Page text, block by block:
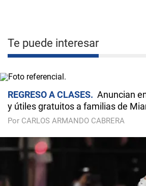
Te puede interesar
REGRESO A CLASES
Anuncian
y útiles gratuitos a familias de
Por CARLOS ARMANDO CABRERA